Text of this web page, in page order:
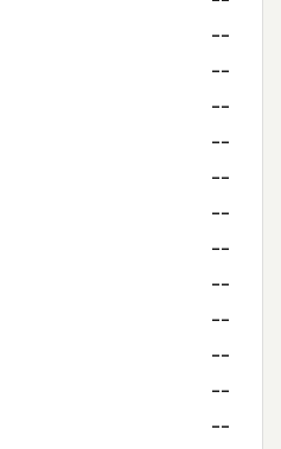
--
--
--
--
--
--
--
--
--
--
--
--